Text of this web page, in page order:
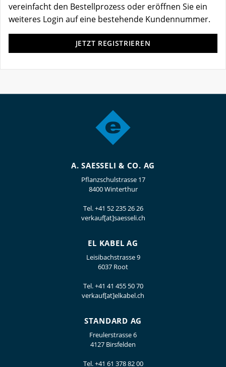
vereinfacht den Bestellprozess oder eröffnen Sie ein
weiteres Login auf eine bestehende Kundennummer.
JETZT REGISTRIEREN
A. SAESSELI & CO. AG
Pflanzschulstrasse 17
8400 Winterthur
Tel.+41 52 235 26 26
verkauf[at]saesseli.ch
EL KABEL AG
Leisibachstrasse 9
6037 Root
Tel.+41 41 455 50 70
verkauf[at]elkabel.ch
STANDARD AG
Freulerstrasse 6
4127 Birsfelden
Tel.+41 61 378 82 00